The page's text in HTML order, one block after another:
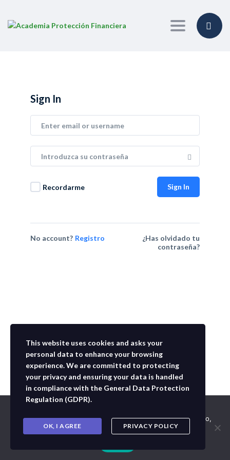
Toggle
Sign In
Recordarme Sign In
No account? Registro
¿Has olvidado tu
contraseña?
This website uses cookies and asks your
personal data to enhance your browsing
experience. We are committed to protecting
your privacy and ensuring your data is handled
in compliance with the General Data Protection
Regulation (GDPR).
OK, I AGREE PRIVACY POLICY
experiencia en nuestra web. Si continúas usando este sitio,
asumiremos que estás de acuerdo con ello.